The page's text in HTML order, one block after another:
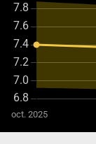
oct. 2025